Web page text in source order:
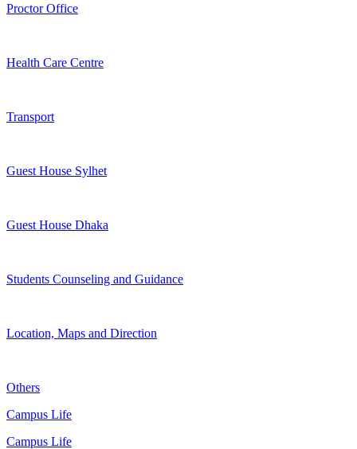
Proctor Office
Health Care Centre
Transport
Guest House Sylhet
Guest House Dhaka
Students Counseling and Guidance
Location, Maps and Direction
Others
Campus Life
Campus Life